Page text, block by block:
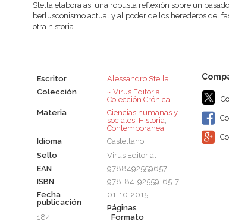
Stella elabora así una robusta reflexión sobre un
berlusconismo actual y al poder de los herederos del
otra historia.
Escritor
Alessandro Stella
Colección
~ Virus Editorial.
Colección Crónica
Materia
Ciencias humanas y
sociales, Historia,
Contemporánea
Idioma
Castellano
Sello
Virus Editorial
EAN
9788492559657
ISBN
978-84-92559-65-7
Fecha
publicación
01-10-2015
Páginas
184
Formato